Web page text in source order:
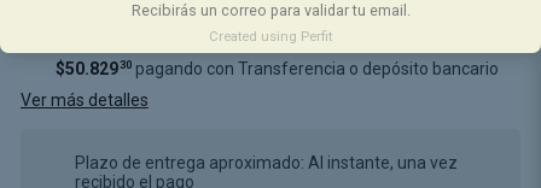
Recibirás un correo para validar tu email.
Created using Perfit
$50.82930pagando con Transferencia o depósito bancario
Ver más detalles
Plazo de entrega aproximado: Al instante, una vez
recibido el pago